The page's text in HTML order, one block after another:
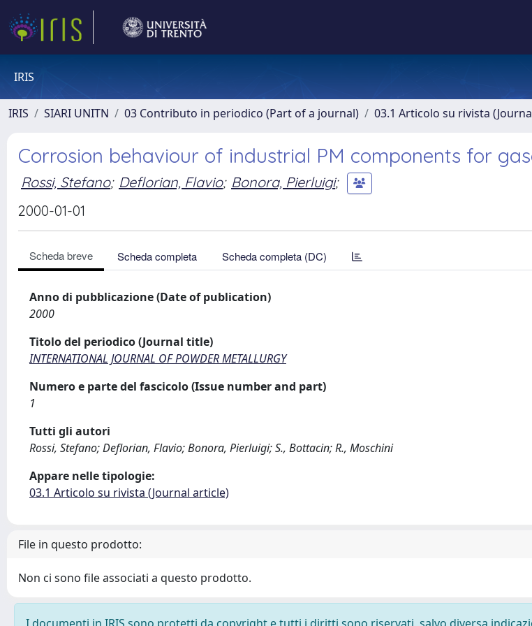
IRIS
IRIS SIARI UNITN 03 Contributo in periodico (Part of a journal) 03.1 Articolo su rivista
Corrosion behaviour of industrial PM components for
Rossi, Stefano; Deflorian, Flavio; Bonora, Pierluigi;
2000-01-01
Scheda breve Scheda completa Scheda completa (DC)
Anno di pubblicazione (Date of publication)
2000
Titolo del periodico (Journal title)
INTERNATIONAL JOURNAL OF POWDER METALLURGY
Numero e parte del fascicolo (Issue number and part)
1
Tutti gli autori
Rossi, Stefano; Deflorian, Flavio; Bonora, Pierluigi; S., Bottacin; R., Moschini
Appare nelle tipologie:
03.1 Articolo su rivista (Journal article)
File in questo prodotto:
Non ci sono file associati a questo prodotto.